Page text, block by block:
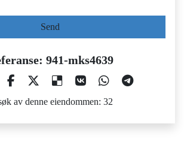
Send
941-mks4639
av denne eiendommen: 32